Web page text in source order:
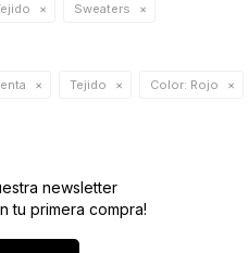
Sweaters
Tejido Color: Rojo
newsletter
tu primera compra!